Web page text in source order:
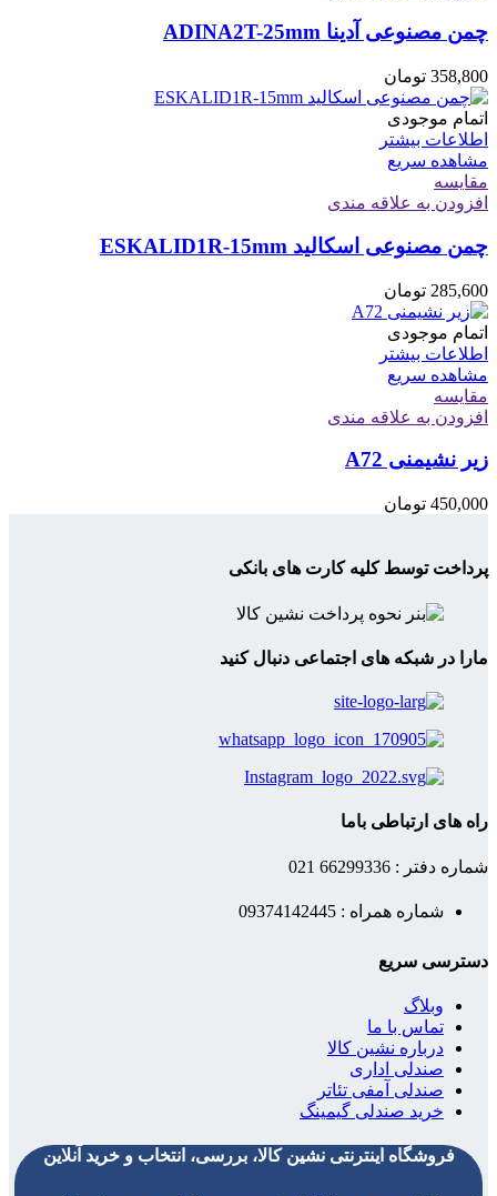
چمن مصنوعی آدینا ADINA2T-25mm
358,800 تومان
اتمام موجودی
اطلاعات بیشتر
مشاهده سریع
مقایسه
افزودن به علاقه مندی
چمن مصنوعی اسکالید ESKALID1R-15mm
285,600 تومان
اتمام موجودی
اطلاعات بیشتر
مشاهده سریع
مقایسه
افزودن به علاقه مندی
زیر نشیمنی A72
450,000 تومان
پرداخت توسط کلیه کارت های بانکی
مارا در شبکه های اجتماعی دنبال کنید
راه های ارتباطی باما
شماره دفتر : 66299336 021
شماره همراه : 09374142445
دسترسی سریع
وبلاگ
تماس با ما
درباره نشین کالا
صندلی اداری
صندلی آمفی تئاتر
خرید صندلی گیمینگ
فروشگاه اینترنتی نشین کالا، بررسی، انتخاب و خرید آنلاین